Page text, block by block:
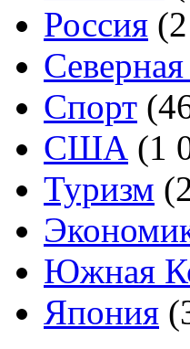
Россия
Спорт
США (1
Туризм
Южная
Япония